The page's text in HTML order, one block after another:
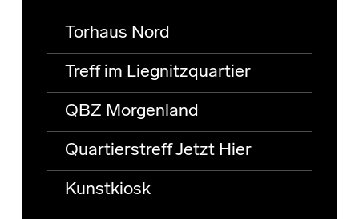
Torhaus Nord
Treff im Liegnitzquartier
QBZ Morgenland
Quartierstreff Jetzt Hier
Kunstkiosk